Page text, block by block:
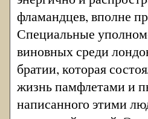
фламандцев, вполне
Специальные
виновных среди
братии, которая
жизнь памфлетами и
написанного этими